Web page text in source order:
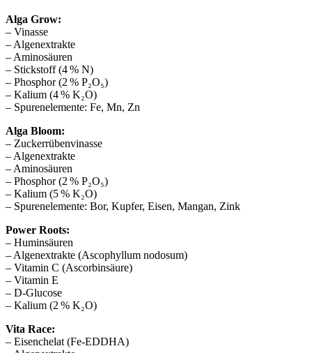
Alga Grow:
– Vinasse
– Algenextrakte
– Aminosäuren
– Stickstoff (4 % N)
– Phosphor (2 % P₂O₅)
– Kalium (4 % K₂O)
– Spurenelemente: Fe, Mn, Zn
Alga Bloom:
– Zuckerrübenvinasse
– Algenextrakte
– Aminosäuren
– Phosphor (2 % P₂O₅)
– Kalium (5 % K₂O)
– Spurenelemente: Bor, Kupfer, Eisen, Mangan, Zink
Power Roots:
– Huminsäuren
– Algenextrakte (Ascophyllum nodosum)
– Vitamin C (Ascorbinsäure)
– Vitamin E
– D-Glucose
– Kalium (2 % K₂O)
Vita Race:
– Eisenchelat (Fe-EDDHA)